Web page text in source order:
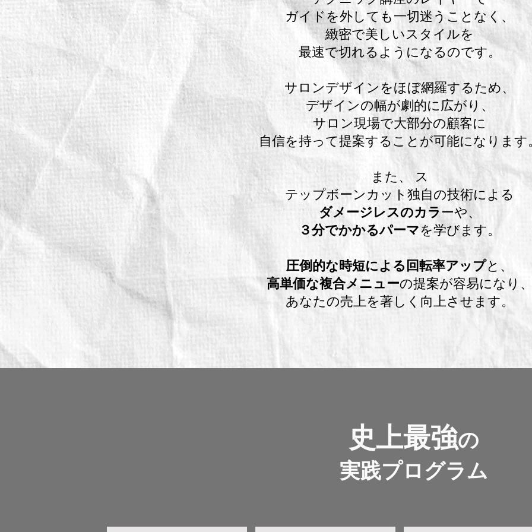
ガイドを外しても 一切迷うことなく、
緻密で美しいスタイルを
最速で切れるようになるのです。
サロンデザインをほぼ網羅するため、
デザインの幅が劇的に広がり、
サロン現場で大部分の顧客に
自信を持って提案することが可能になります
また、 ス
テップボーンカット独自の技術による
ダメージレスのカラ ーや、
３分でかかるパーマを学びます。
圧倒的な時短による回転率アップと、
高単価な複合メニューの提案が容易になり
あなたの売上を著しく向上させます。
史上最強の
実践プログラム